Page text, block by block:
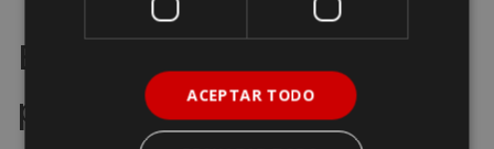
Busca actividades que te
permitan desconectar
ACEPTAR TODO